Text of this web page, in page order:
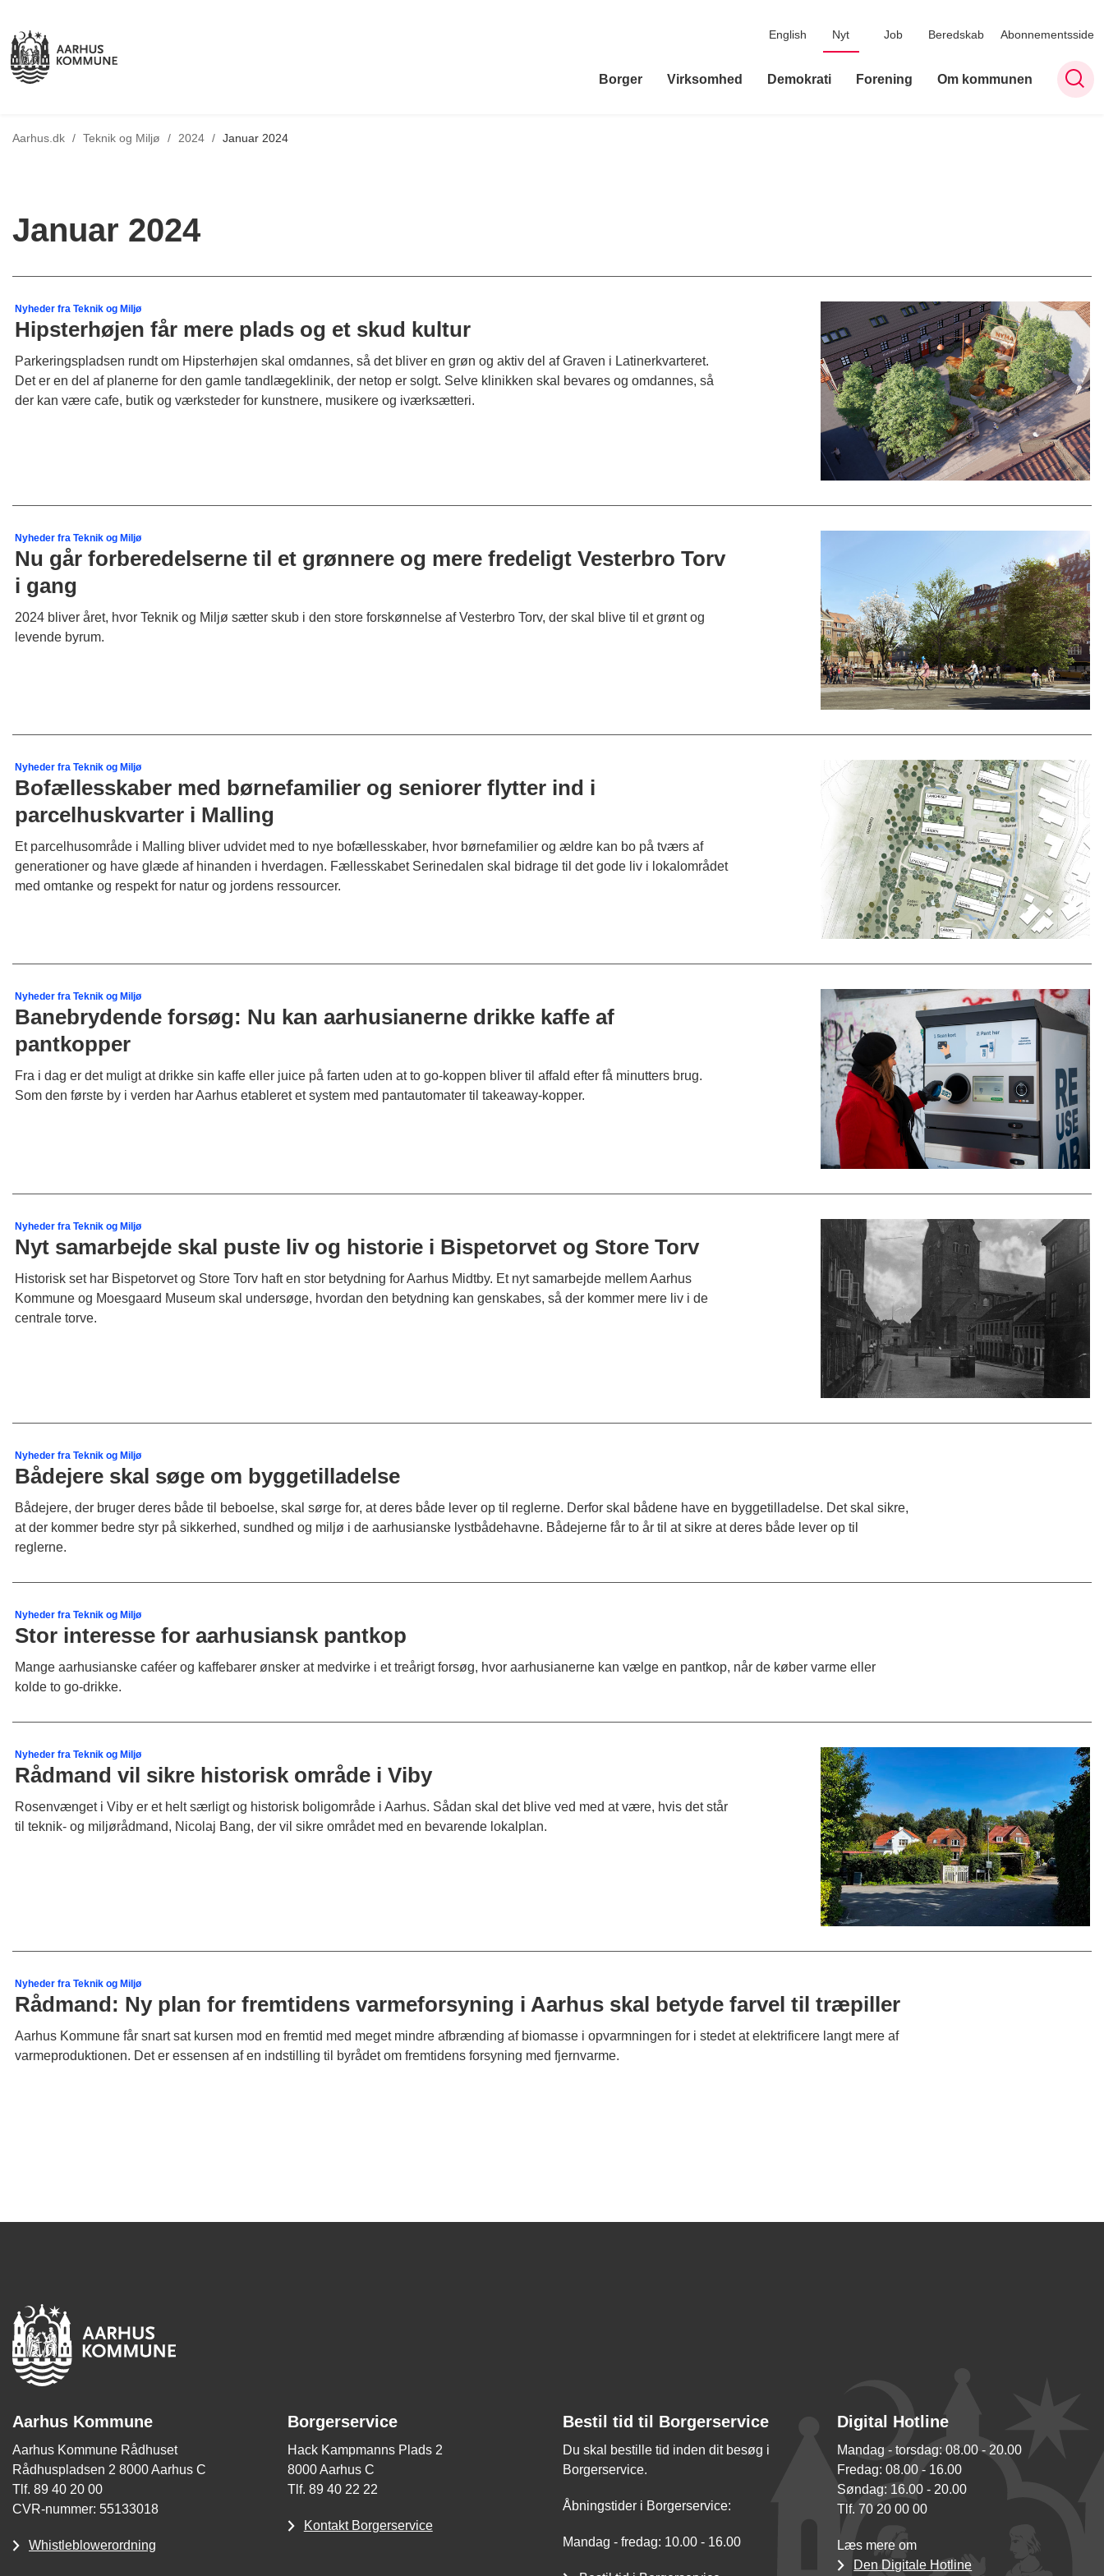
English Nyt Job Beredskab Abonnementsside
Borger Virksomhed Demokrati Forening Om kommunen
Aarhus.dk / Teknik og Miljø / Tilbage til
2024 / Januar 2024
Januar 2024
Nyheder fra Teknik og Miljø
Hipsterhøjen får mere plads og et skud kultur
Parkeringspladsen rundt om Hipsterhøjen skal omdannes, så det bliver en grøn og aktiv del af Graven i Latinerkvarteret.
Det er en del af planerne for den gamle tandlægeklinik, der netop er solgt. Selve klinikken skal bevares og omdannes, så
der kan være cafe, butik og værksteder for kunstnere, musikere og iværksætteri.
Nyheder fra Teknik og Miljø
Nu går forberedelserne til et grønnere og mere fredeligt Vesterbro Torv
i gang
2024 bliver året, hvor Teknik og Miljø sætter skub i den store forskønnelse af Vesterbro Torv, der skal blive til et grønt og
levende byrum.
Nyheder fra Teknik og Miljø
Bofællesskaber med børnefamilier og seniorer flytter ind i
parcelhuskvarter i Malling
Et parcelhusområde i Malling bliver udvidet med to nye bofællesskaber, hvor børnefamilier og ældre kan bo på tværs af
generationer og have glæde af hinanden i hverdagen. Fællesskabet Serinedalen skal bidrage til det gode liv i lokalområdet
med omtanke og respekt for natur og jordens ressourcer.
Nyheder fra Teknik og Miljø
Banebrydende forsøg: Nu kan aarhusianerne drikke kaffe af
pantkopper
Fra i dag er det muligt at drikke sin kaffe eller juice på farten uden at to go-koppen bliver til affald efter få minutters brug.
Som den første by i verden har Aarhus etableret et system med pantautomater til takeaway-kopper.
Nyheder fra Teknik og Miljø
Nyt samarbejde skal puste liv og historie i Bispetorvet og Store Torv
Historisk set har Bispetorvet og Store Torv haft en stor betydning for Aarhus Midtby. Et nyt samarbejde mellem Aarhus
Kommune og Moesgaard Museum skal undersøge, hvordan den betydning kan genskabes, så der kommer mere liv i de
centrale torve.
Nyheder fra Teknik og Miljø
Bådejere skal søge om byggetilladelse
Bådejere, der bruger deres både til beboelse, skal sørge for, at deres både lever op til reglerne. Derfor skal bådene have en byggetilladelse. Det skal sikre,
at der kommer bedre styr på sikkerhed, sundhed og miljø i de aarhusianske lystbådehavne. Bådejerne får to år til at sikre at deres både lever op til
reglerne.
Nyheder fra Teknik og Miljø
Stor interesse for aarhusiansk pantkop
Mange aarhusianske caféer og kaffebarer ønsker at medvirke i et treårigt forsøg, hvor aarhusianerne kan vælge en pantkop, når de køber varme eller
kolde to go-drikke.
Nyheder fra Teknik og Miljø
Rådmand vil sikre historisk område i Viby
Rosenvænget i Viby er et helt særligt og historisk boligområde i Aarhus. Sådan skal det blive ved med at være, hvis det står
til teknik- og miljørådmand, Nicolaj Bang, der vil sikre området med en bevarende lokalplan.
Nyheder fra Teknik og Miljø
Rådmand: Ny plan for fremtidens varmeforsyning i Aarhus skal betyde farvel til træpiller
Aarhus Kommune får snart sat kursen mod en fremtid med meget mindre afbrænding af biomasse i opvarmningen for i stedet at elektrificere langt mere af
varmeproduktionen. Det er essensen af en indstilling til byrådet om fremtidens forsyning med fjernvarme.
Aarhus Kommune
Aarhus Kommune Rådhuset
Rådhuspladsen 2 8000 Aarhus C
Tlf. 89 40 20 00
CVR-nummer: 55133018
Whistleblowerordning
Borgerservice
Hack Kampmanns Plads 2
8000 Aarhus C
Tlf. 89 40 22 22
Kontakt Borgerservice
Bestil tid til Borgerservice
Du skal bestille tid inden dit besøg i
Borgerservice.
Åbningstider i Borgerservice:
Mandag - fredag: 10.00 - 16.00
Digital Hotline
Mandag - torsdag: 08.00 - 20.00
Fredag: 08.00 - 16.00
Søndag: 16.00 - 20.00
Tlf. 70 20 00 00
Læs mere om
Den Digitale Hotline